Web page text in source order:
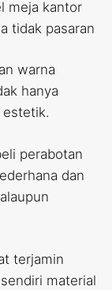
meja kantor
tidak pasaran
warna
hanya
perabotan
dan
terjamin
material